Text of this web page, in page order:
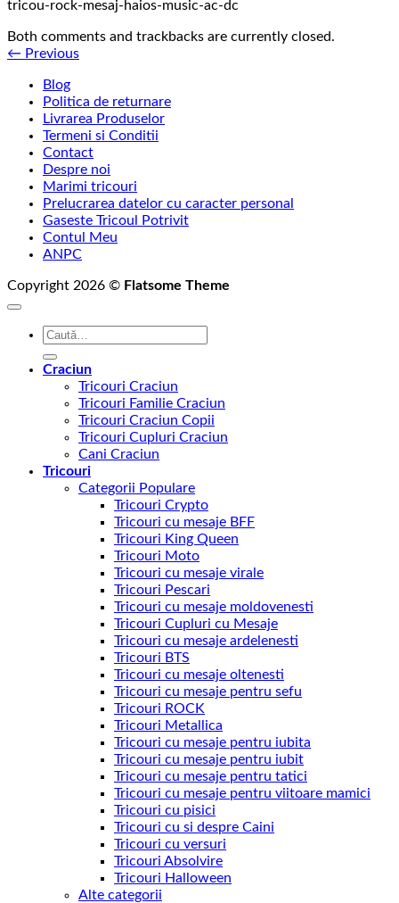
tricou-rock-mesaj-haios-music-ac-dc
Both comments and trackbacks are currently closed.
← Previous
Blog
Politica de returnare
Livrarea Produselor
Termeni si Conditii
Contact
Despre noi
Marimi tricouri
Prelucrarea datelor cu caracter personal
Gaseste Tricoul Potrivit
Contul Meu
ANPC
Copyright 2026 © Flatsome Theme
Caută
Craciun
Tricouri Craciun
Tricouri Familie Craciun
Tricouri Craciun Copii
Tricouri Cupluri Craciun
Cani Craciun
Tricouri
Categorii Populare
Tricouri Crypto
Tricouri cu mesaje BFF
Tricouri King Queen
Tricouri Moto
Tricouri cu mesaje virale
Tricouri Pescari
Tricouri cu mesaje moldovenesti
Tricouri Cupluri cu Mesaje
Tricouri cu mesaje ardelenesti
Tricouri BTS
Tricouri cu mesaje oltenesti
Tricouri cu mesaje pentru sefu
Tricouri ROCK
Tricouri Metallica
Tricouri cu mesaje pentru iubita
Tricouri cu mesaje pentru iubit
Tricouri cu mesaje pentru tatici
Tricouri cu mesaje pentru viitoare mamici
Tricouri cu pisici
Tricouri cu si despre Caini
Tricouri cu versuri
Tricouri Absolvire
Tricouri Halloween
Alte categorii